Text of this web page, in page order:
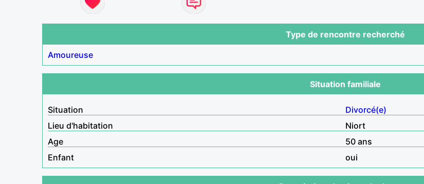
Type de rencontre recherché
Amoureuse
Situation familiale
Situation
Divorcé(e)
Lieu d'habitation
Niort
Age
50 ans
Enfant
oui